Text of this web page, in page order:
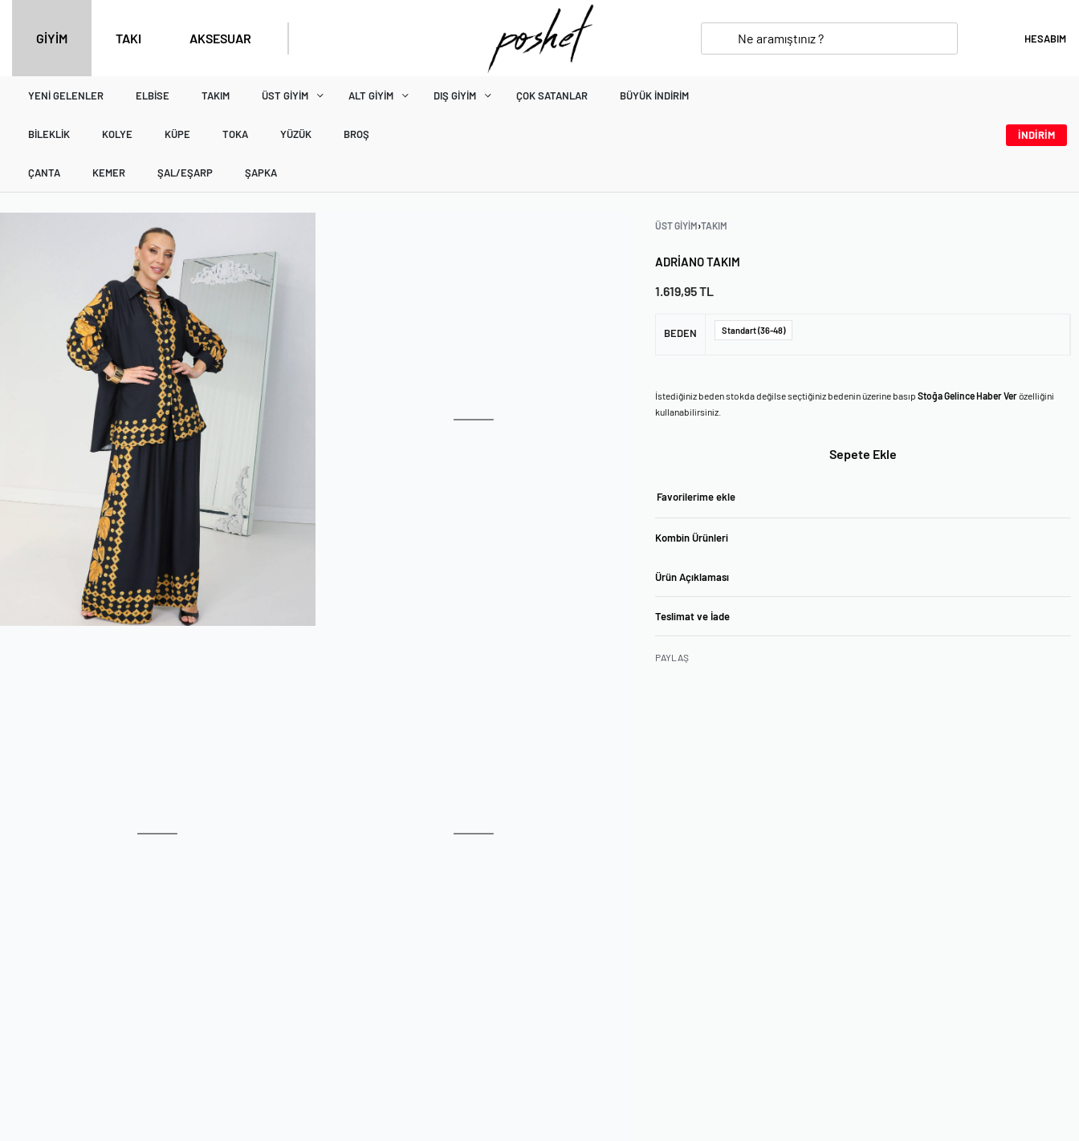
GİYİM TAKI AKSESUAR HESABIM
YENI GELENLER ELBISE TAKIM ÜST GIYIM ALT GIYIM DIŞ GIYIM ÇOK SATANLAR BÜYÜK İNDIRIM
BILEKLIK KOLYE KÜPE TOKA YÜZÜK BROŞ
ÇANTA KEMER ŞAL/EŞARP ŞAPKA
İNDİRİM
ÜST GIYIM›TAKIM
ADRIANO TAKIM
1.619,95TL
BEDEN Standart (36-48)
İstediğiniz beden stokda değilse seçtiğiniz bedenin üzerine basıpStoğa Gelince Haber Verözelliğini
kullanabilirsiniz.
Sepete Ekle
Favorilerime ekle
Kombin Ürünleri
Ürün Açıklaması
Teslimat ve İade
PAYLAŞ